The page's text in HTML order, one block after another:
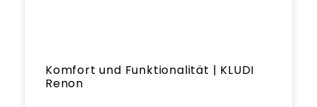
Komfort und Funktionalität | KLUDI
Renon